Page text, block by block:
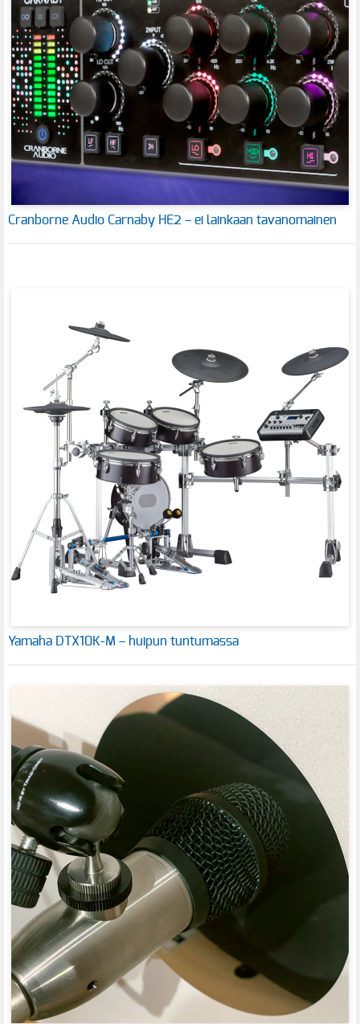
Cranborne Audio Carnaby HE2 – ei lainkaan tavanomainen
Yamaha DTX10K-M – huipun tuntumassa